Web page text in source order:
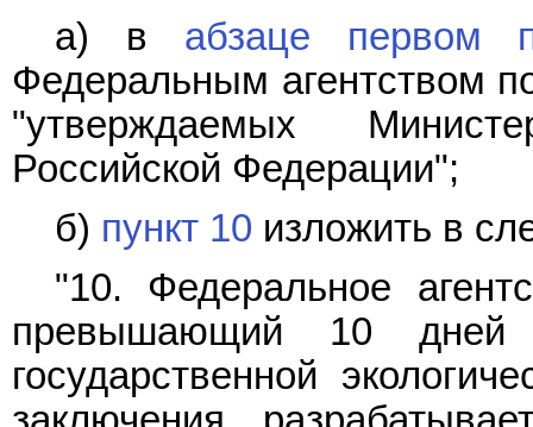
а) в абзаце первом
Федеральным агентством
"утверждаемых
Российской Федерации";
б) пункт 10 изложить в
"10. Федеральное
превышающий 10 дней
государственной